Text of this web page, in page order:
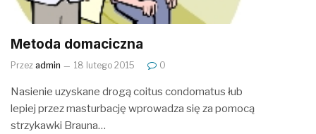
Metoda domaciczna
Przez admin 18 lutego 2015 0
Nasienie uzyskane drogą coitus condomatus łub
lepiej przez masturbację wprowadza się za pomocą
strzykawki Brauna…